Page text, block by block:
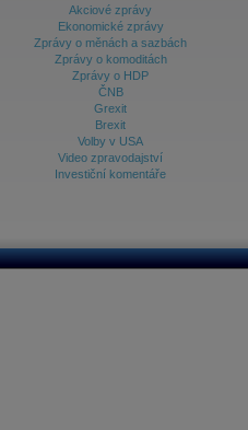
Akciové zprávy
Ekonomické zprávy
Zprávy o měnách a sazbách
Zprávy o komoditách
Zprávy o HDP
ČNB
Grexit
Brexit
Volby v USA
Video zpravodajství
Investiční komentáře